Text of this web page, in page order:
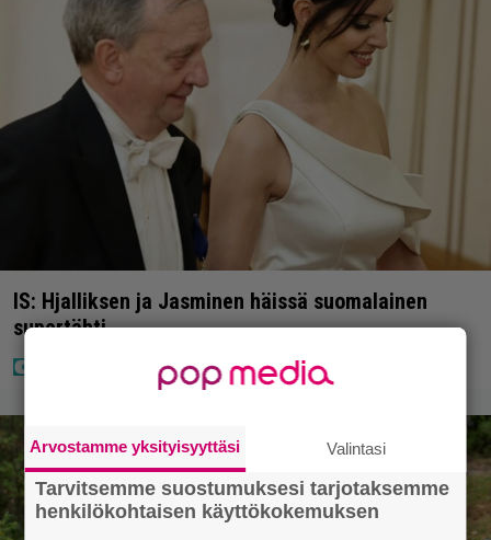
IS: Hjalliksen ja Jasminen häissä suomalainen
supertähti
Arvostamme yksityisyyttäsi Valintasi
Tarvitsemme suostumuksesi tarjotaksemme
henkilökohtaisen käyttökokemuksen